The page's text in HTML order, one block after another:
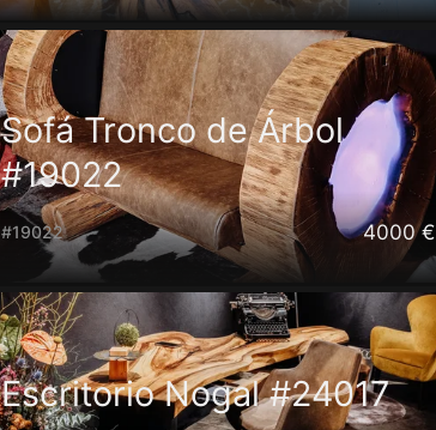
Sofá Tronco de Árbol
#19022
#19022 4000 €
Escritorio Nogal #24017